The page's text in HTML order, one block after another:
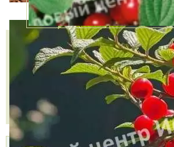
В КОРЗИНУ
КУПИТЬ В ОДИН